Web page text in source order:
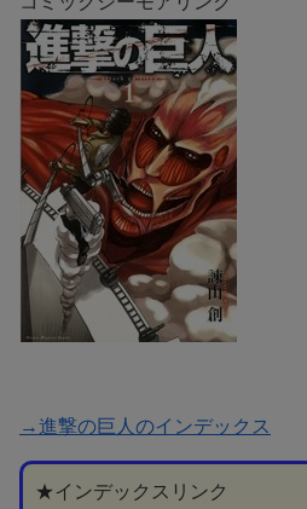
→進撃の巨人のインデックス
★インデックスリンク